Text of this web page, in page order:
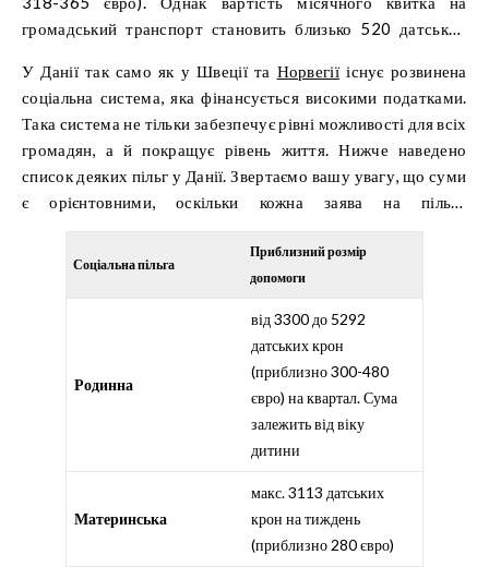
громадський транспорт становить близько 520 датських
У Данії так само як у Швеції та Норвегіїіснує розвинена
соціальна система, яка фінансується високими податками.
Така система не тільки забезпечує рівні можливості для всіх
громадян, а й покращує рівень життя. Нижче наведено
список деяких пільг у Данії. Звертаємо вашу увагу, що суми
є орієнтовними, оскільки кожна заява на пільги
Соціальна пільга
Приблизний розмір
допомоги
Родинна
від 3300 до 5292
датських крон
(приблизно 300-480
євро) на квартал. Сума
залежить від віку
дитини
Материнська
макс. 3113 датських
крон на тиждень
(приблизно 280 євро)